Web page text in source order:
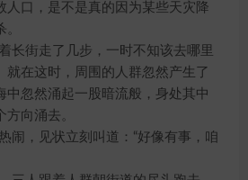
人口，是不是真的因为某些天灾降
街走了几步，一时不知该去哪里
就在这时，周围的人群忽然产生了
中忽然涌起一股暗流般，身处其中
向涌去。
，见状立刻叫道：“好像有事，咱